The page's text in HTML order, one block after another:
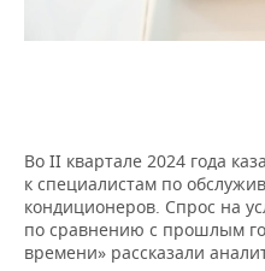
ТРАНСПОРТ
IT
НОВОСТИ
ONLINE-КОНФЕРЕНЦИИ
ОТКРЫТАЯ ЛЕКЦИЯ
СПОРТ
ХОККЕЙ
БАСКЕТБОЛ
ВЛАСТЬ
ИНФРАСТРУКТУРА
СЮЖЕТЫ
СПРАВОЧНИК
Во II квартале 2024 года
к специалистам по
кондиционеров. Спрос на
по сравнению с прошлым
времени» рассказали